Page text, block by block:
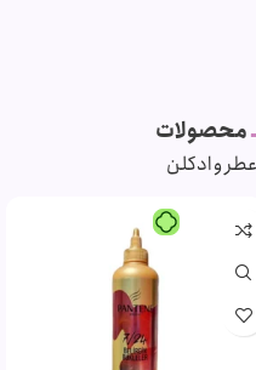
محصولات
عطر و ادکلن
-11%